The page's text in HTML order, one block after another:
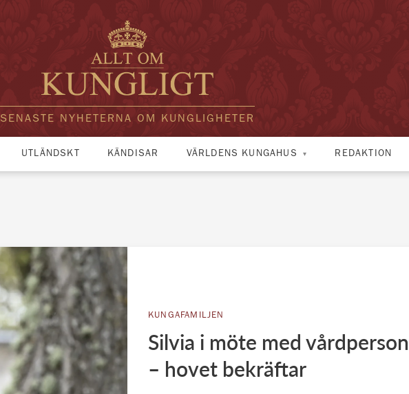
SENASTE NYHETERNA OM KUNGLIGHETER
UTLÄNDSKT KÄNDISAR VÄRLDENS KUNGAHUS REDAKTION
KUNGAFAMILJEN
Silvia i möte med
– hovet bekräftar